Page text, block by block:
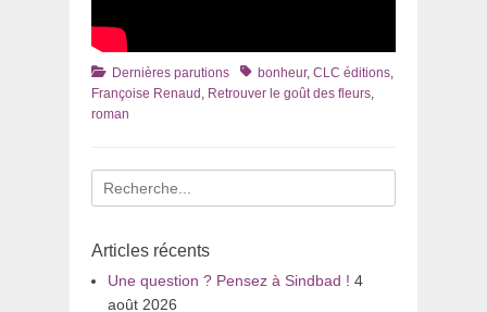
Catégories
Dernières parutions Tagsbonheur, CLC éditions
Françoise Renaud Retrouver le goût des fleurs
roman
Recherche
pour
Articles récents
Une question ? Pensez à Sindbad ! 4
août 2026